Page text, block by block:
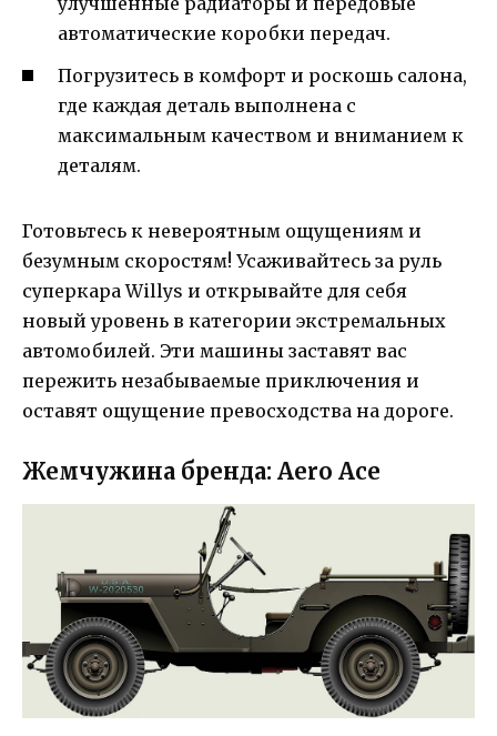
автоматические коробки передач.
Погрузитесь в комфорт и роскошь салона,
где каждая деталь выполнена с
максимальным качеством и вниманием к
деталям.
Готовьтесь к невероятным ощущениям и
безумным скоростям! Усаживайтесь за руль
суперкара Willys и открывайте для себя
новый уровень в категории экстремальных
автомобилей. Эти машины заставят вас
пережить незабываемые приключения и
оставят ощущение превосходства на дороге.
Жемчужина бренда: Aero Ace